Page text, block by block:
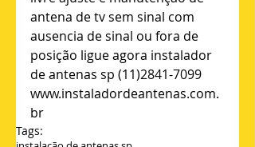
antena de tv sem sinal com
ausencia de sinal ou fora de
posição ligue agora instalador
de antenas sp (11)2841-7099
www.instaladordeantenas.com.
br
Tags: